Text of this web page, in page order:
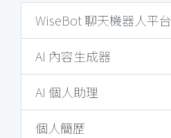
WiseBot 聊天機器人平台
AI 內容生成器
AI 個人助理
個人簡歷